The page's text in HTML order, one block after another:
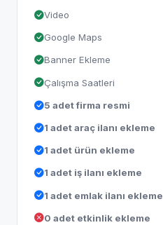
Video
Google Maps
Banner Ekleme
Çalışma Saatleri
5 adet firma resmi
1 adet araç ilanı ekleme
1 adet ürün ekleme
1 adet iş ilanı ekleme
1 adet emlak ilanı ekleme
0 adet etkinlik ekleme